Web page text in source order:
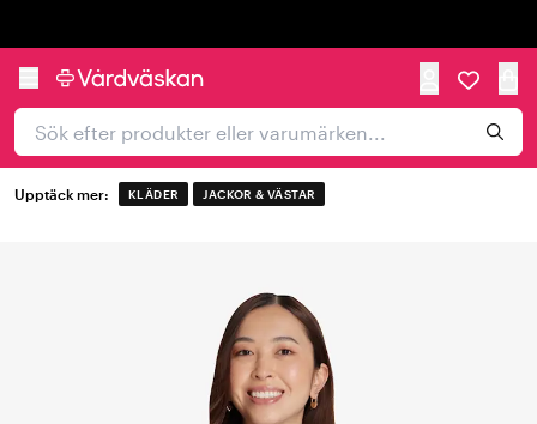
Upptäck mer: KLÄDER JACKOR & VÄSTAR